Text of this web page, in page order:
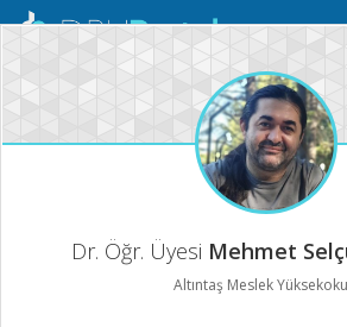
Dr. Öğr. Üyesi Mehmet
Altıntaş Meslek